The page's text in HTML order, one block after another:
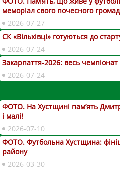
меморіал свого почесного
2026-07-27
СК «Вільхівці» готуються до
2026-07-24
Закарпаття-2026: весь чемпіонат
2026-07-24
ФОТО. На Хустщині пам’ять
і малі!
2026-07-10
ФОТО. Футбольна Хустщина:
району
2026-03-30